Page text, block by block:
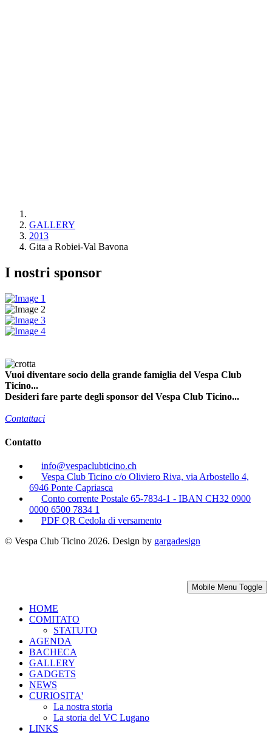
GALLERY
2013
Gita a Robiei-Val Bavona
I nostri sponsor
Vuoi diventare socio della grande famiglia del Vespa Club
Ticino...
Desideri fare parte degli sponsor del Vespa Club Ticino...
Contattaci
Contatto
info@vespaclubticino.ch
Vespa Club Ticino c/o Oliviero Riva, via Arbostello 4,
6946 Ponte Capriasca
Conto corrente Postale 65-7834-1 - IBAN CH32 0900
0000 6500 7834 1
PDF QR Cedola di versamento
© Vespa Club Ticino 2026. Design by gargadesign
Mobile Menu Toggle
HOME
COMITATO
STATUTO
AGENDA
BACHECA
GALLERY
GADGETS
NEWS
CURIOSITA'
La nostra storia
La storia del VC Lugano
LINKS